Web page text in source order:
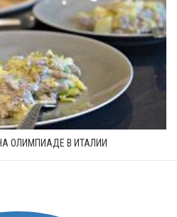
ОЛИМПИАДЕ В ИТАЛИИ